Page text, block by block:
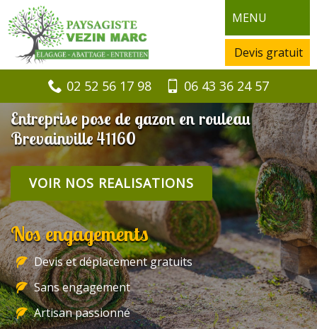
MENU
Devis gratuit
02 52 56 17 98 06 43 36 24 57
Entreprise pose de gazon en rouleau
Brevainville 41160
VOIR NOS REALISATIONS
Nos engagements
Devis et déplacement gratuits
Sans engagement
Artisan passionné